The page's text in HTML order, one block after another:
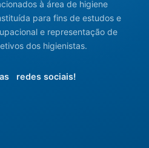
à área de higiene
para fins de estudos e
e representação de
dos higienistas.
redes sociais!